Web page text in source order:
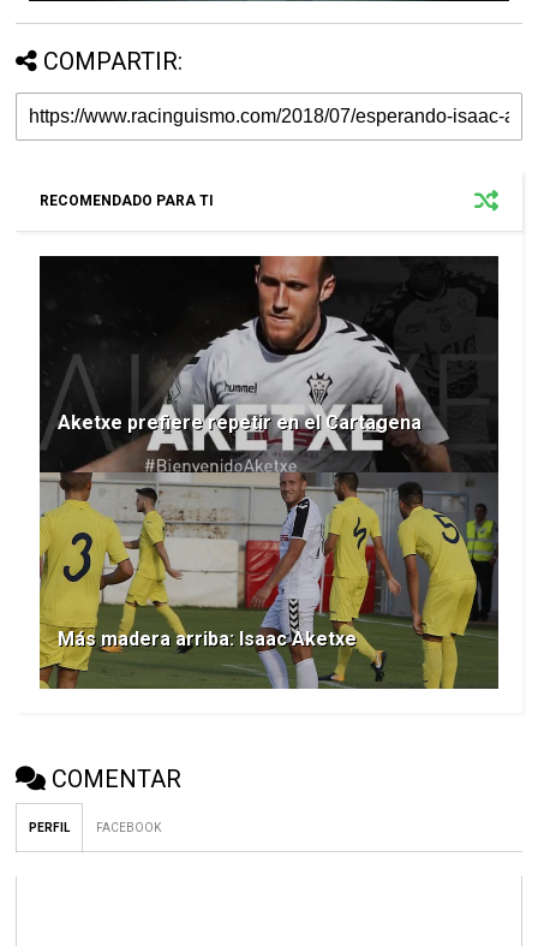
COMPARTIR:
RECOMENDADO PARA TI
Aketxe prefiere repetir en el Cartagena
Más madera arriba: Isaac Aketxe
COMENTAR
PERFIL FACEBOOK